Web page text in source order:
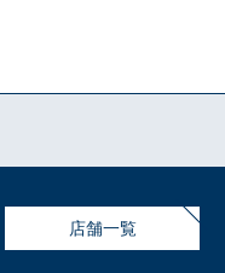
店舗一覧